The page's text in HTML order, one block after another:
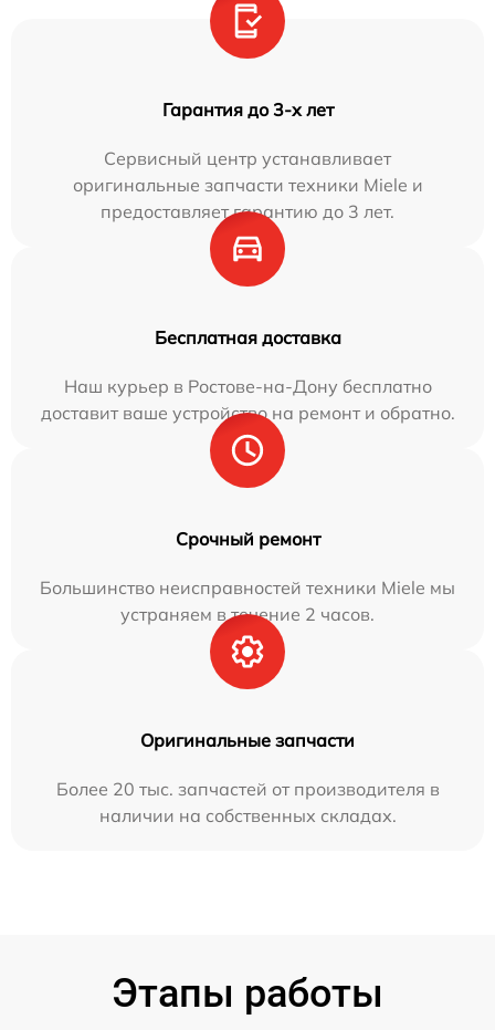
Гарантия до 3-х лет
Сервисный центр устанавливает
оригинальные запчасти техники Miele и
предоставляет гарантию до 3 лет.
Бесплатная доставка
Наш курьер в Ростове-на-Дону бесплатно
доставит ваше устройство на ремонт и обратно.
Срочный ремонт
Большинство неисправностей техники Miele мы
устраняем в течение 2 часов.
Оригинальные запчасти
Более 20 тыс. запчастей от производителя в
наличии на собственных складах.
Этапы работы